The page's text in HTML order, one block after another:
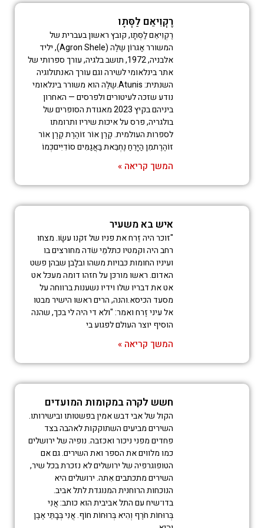
רֶקְוִיאֵם לַסְּתָו
רֶקְוִיאֵם לַסְּתָו, קובץ ראשון בעברית של
המשורר אַגרוֹן שֶלֶה (Agron Shele), יליד
אלבניה, 1972, תושב בלגיה, עורך ספרותי של
אתר בינלאומי לשירה וגם עורך האנתולוגיה
השנתית: Atunis.שֶלֶה הוא משורר בינלאומי
נודע שזכה לעיטורים ולפרסים — האחרון
ביניהם בקיץ 2023 מאגודת הסופרים של
בולגריה, פרס על איכות שיריו ותרומתו
לספרות העולמית. קֶרֶן אוֹר זוֹהֶרֶת קֶרֶן אוֹר
זוֹהֶרֶתמִן הַיָּרֵחַ נֶחְבֵּאת בַּאֲגַמִּים סוֹדִיִּיםכְּמוֹ
המשך קריאה »
איש בא משעיר
"זוכר היה זֶרח את פניו של זקנו עשָׂו. מצחו
רחב היה וקמטיו כתלמֵי שׂדה מחורצים בו
ועיניו החומות כּבויות משהו ובלָבן שבהן פשט
האדום. ראשו מורכּן על חזהו דומה מעכּל אט
אט את דבריו שלו וידיו נשענות ברווחה על
מסעד הכיסא.והנה, הרים ראשו הישיר מבטו
אל עיני זֶרח ואמר: "ולא די היה לי בכך, שהנה
הוסיף יוצר העולם לפגוע בי
המשך קריאה »
חשש לקרה במקומות המועדים
הקול של אבי דבש אמין בפשטותו ובישירותו.
השירים מביעים השתוקקות לאהבה בצד
פחדים מפני ניכור ואכזבה. נופיה של ירושלים
כמו מלווים את הספר ואת השירים. גם אם
הטופוגרפיה של ירושלים לא נזכרת בכל שיר,
השירים מתכתבים אִתה. ירושלים היא
הנוכחות הרוחנית המנוגדת לתל אביב.
בדו־שיח עם התל אביבית הוא כותב: אֲנִי
בְּרוּחוֹת חֹרֶף וְהִיא בְּרוּחוֹת חוֹף. אֲנִי בְּבָתֵּי אֶבֶן